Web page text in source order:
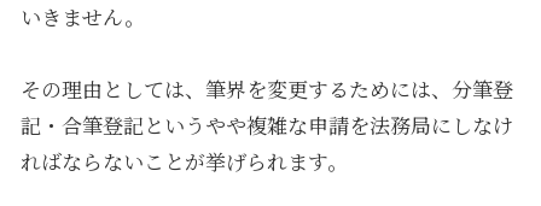
いきません。
その理由としては、筆界を変更するためには、分筆登
記・合筆登記というやや複雑な申請を法務局にしなけ
ればならないことが挙げられます。